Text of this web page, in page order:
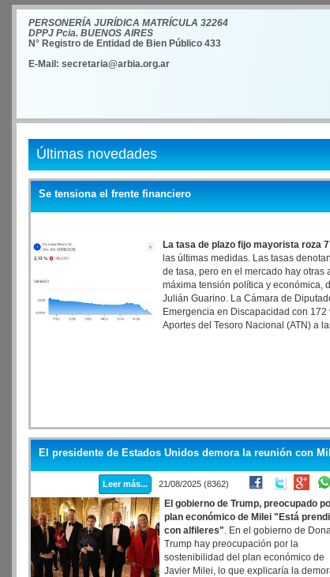
PERSONERÍA JURÍDICA MATRÍCULA 32264
DPPJ Pcia. BUENOS AIRES
N° Registro de Entidad de Bien Público 433
E-Mail: secretaria@arbia.org.ar
Últimas novedades
Se tensiona el frente financiero
La tasa de plazo fijo mayorista roza
las últimas medidas. Las tasas
de tasa, pero en el mercado hay
máxima tensión política y económica,
Julián Guarino. La Cámara de
Emergencia en Discapacidad con
Aportes del Tesoro Nacional (ATN) a
El presidente de Estados Unidos demora la reunión con
Leer más... 21/08/2025 (8362)
El gobierno de Trump, preocupado
plan económico de Milei "Está
con alfileres". En el gobierno de
Trump hay preocupación por la
sostenibilidad del plan económico de
Javier Milei, lo que explicaría la